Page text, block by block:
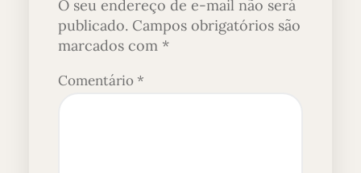
O seu endereço de e-mail não será
publicado. Campos obrigatórios são
marcados com *
Comentário*